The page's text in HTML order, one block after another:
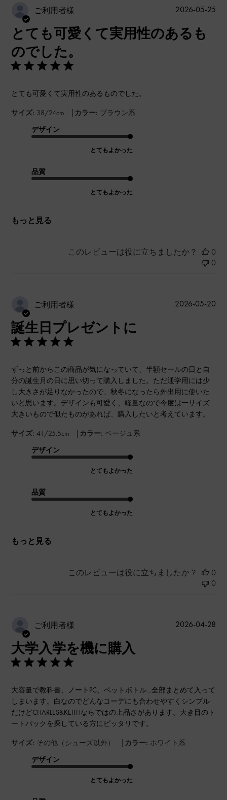
ご利用者様
とても可愛くて実用性のあるも
のでした。
とても可愛くて実用性のあるものでした。
サイズ: 38/24cm | カラー: ブラウン系
デザイン
とてもよかった
品質
とてもよかった
もっと見る
公
2026-05-25
このレビューは役に立ちましたか？
0
0
ご利用者様
誕生日プレゼントに
ずっと前からこの商品が気になっていて、半額セールの日と自
分の誕生月の日に思い切って購入しました。ただ通学用には少
し大きさが足りなかったので、秋冬になったら外出用に使いた
いと思います。デザインも可愛く、軽量なので今度は一サイズ
大きいもので似たものがあれば、購入したいと考えています。
サイズ: 41/25.5cm | カラー: ベージュ系
デザイン
とてもよかった
品質
とてもよかった
もっと見る
公
2026-05-20
このレビューは役に立ちましたか？
0
0
ご利用者様
大学入学を機に購入
大容量で教科書、ノートPC、ペットボトル…全部まとめて入って
しまいます。白なのでどんなコーデにも合わせやすくシンプル
だけどCHARLES&KEITHならではの上品さがあります。大き目のト
ートバックを探している方にピッタリです。
サイズ: その他（シューズ以外） | カラー: ホワイト系
デザイン
とてもよかった
公
2026-04-28